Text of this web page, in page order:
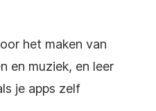
het maken van
en muziek, en leer
je apps zelf